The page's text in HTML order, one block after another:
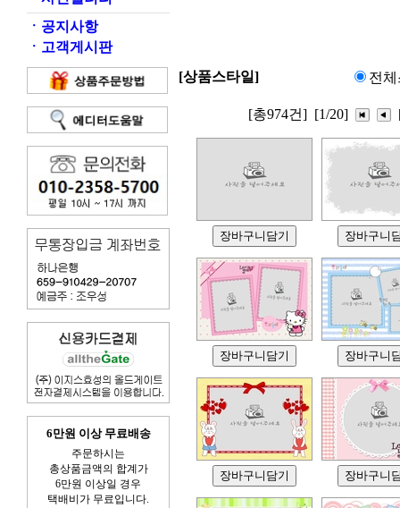
ㆍ 공지사항
ㆍ 고객게시판
6만원 이상 무료배송
주문하시는
총상품금액의 합계가
6만원 이상일 경우
택배비가 무료입니다.
[상품스타일] 전
[총974건] [1/20]